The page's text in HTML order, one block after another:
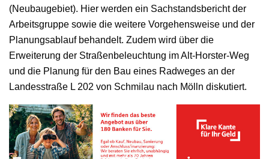
(Neubaugebiet). Hier werden ein Sachstandsbericht der
Arbeitsgruppe sowie die weitere Vorgehensweise und der
Planungsablauf behandelt. Zudem wird über die
Erweiterung der Straßenbeleuchtung im Alt-Horster-Weg
und die Planung für den Bau eines Radweges an der
Landesstraße L 202 von Schmilau nach Mölln diskutiert.